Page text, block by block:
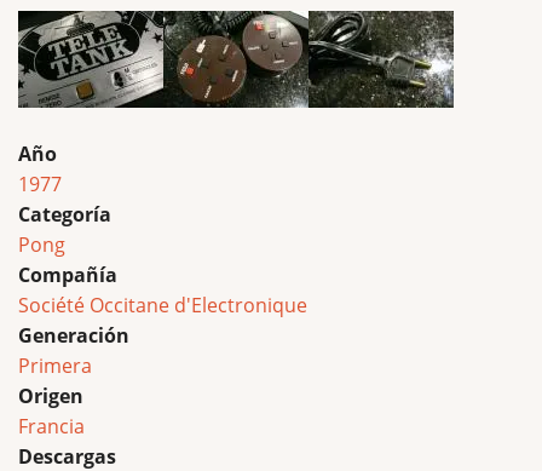
Año
1977
Categoría
Pong
Compañía
Société Occitane d'Electronique
Generación
Primera
Origen
Francia
Descargas